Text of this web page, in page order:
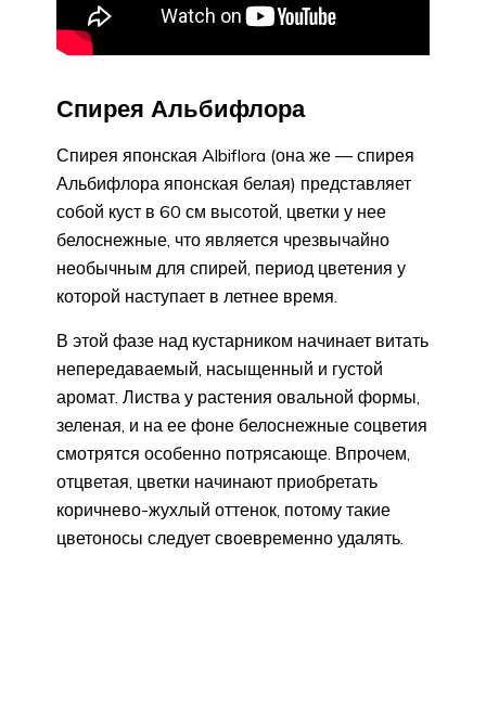
Спирея Альбифлора
Спирея японская Albiflora (она же — спирея
Альбифлора японская белая) представляет
собой куст в 60 см высотой, цветки у нее
белоснежные, что является чрезвычайно
необычным для спирей, период цветения у
которой наступает в летнее время.
В этой фазе над кустарником начинает витать
непередаваемый, насыщенный и густой
аромат. Листва у растения овальной формы,
зеленая, и на ее фоне белоснежные соцветия
смотрятся особенно потрясающе. Впрочем,
отцветая, цветки начинают приобретать
коричнево-жухлый оттенок, потому такие
цветоносы следует своевременно удалять.